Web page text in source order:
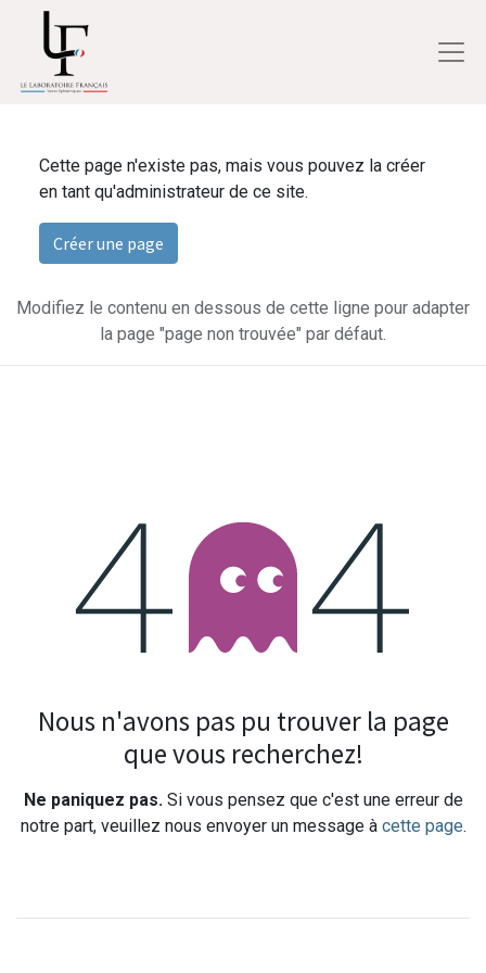
Cette page n'existe pas, mais vous pouvez la créer
en tant qu'administrateur de ce site.
Créer une page
Modifiez le contenu en dessous de cette ligne pour adapter
la page "page non trouvée" par défaut.
Erreur 404
Nous n'avons pas pu trouver la page
que vous recherchez!
Ne paniquez pas.Si vous pensez que c'est une erreur de
notre part, veuillez nous envoyer un message à cette page.